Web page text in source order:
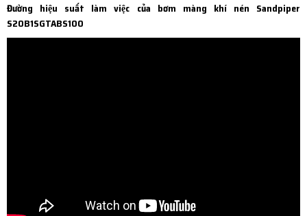
– Bơm không bị hỏng khi tắc đầu xả
– Phòng chống cháy nổ
Đường hiệu suất làm việc của bơm màng khí nén Sandpiper
S20B1SGTABS100